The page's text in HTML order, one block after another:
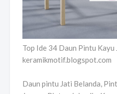
Top Ide 34 Daun Pintu Kayu
keramikmotif.blogspot.com
Daun pintu Jati Belanda,